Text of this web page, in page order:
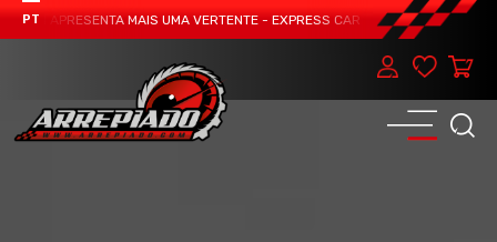
PT
APRESENTA MAIS UMA VERTENTE - EXPRESS CAR SERVICE, MANUTENÇÃO